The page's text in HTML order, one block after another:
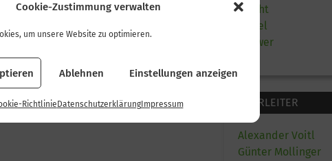
Cookie-Zustimmung verwalten
um unsere Website zu optimieren.
Ablehnen Einstellungen anzeigen
Richtlinie DatenschutzerklärungImpressum
Leicht
Mittel
Schwer
TOURLEITER
Alexander Voitl
Günter Mollinger